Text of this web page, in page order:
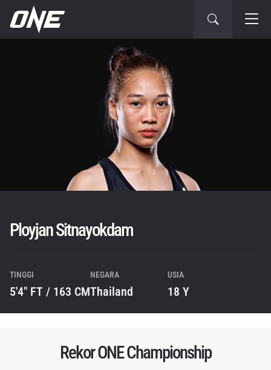
Ployjan Sitnayokdam
TINGGI
5'4" FT / 163 CM
NEGARA
Thailand
USIA
18 Y
Rekor ONE Championship